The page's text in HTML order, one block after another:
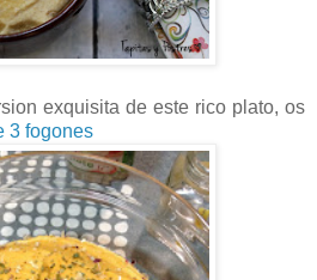
exquisita de este rico plato, os
3 fogones